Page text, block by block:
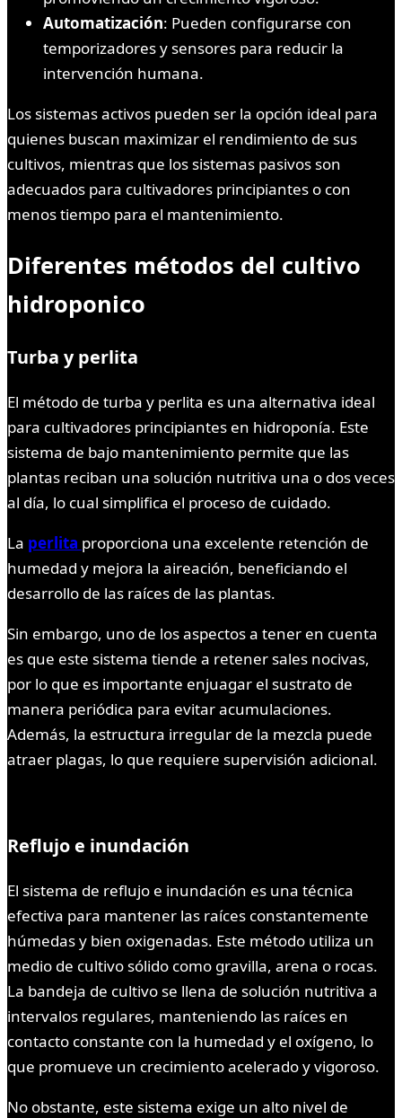
Automatización: Pueden configurarse con
temporizadores y sensores para reducir la
intervención humana.
Los sistemas activos pueden ser la opción ideal para
quienes buscan maximizar el rendimiento de sus
cultivos, mientras que los sistemas pasivos son
adecuados para cultivadores principiantes o con
menos tiempo para el mantenimiento.
Diferentes métodos del cultivo
hidroponico
Turba y perlita
El método de turba y perlita es una alternativa ideal
para cultivadores principiantes en hidroponía. Este
sistema de bajo mantenimiento permite que las
plantas reciban una solución nutritiva una o dos veces
al día, lo cual simplifica el proceso de cuidado.
La perlita proporciona una excelente retención de
humedad y mejora la aireación, beneficiando el
desarrollo de las raíces de las plantas.
Sin embargo, uno de los aspectos a tener en cuenta
es que este sistema tiende a retener sales nocivas,
por lo que es importante enjuagar el sustrato de
manera periódica para evitar acumulaciones.
Además, la estructura irregular de la mezcla puede
atraer plagas, lo que requiere supervisión adicional.
Reflujo e inundación
El sistema de reflujo e inundación es una técnica
efectiva para mantener las raíces constantemente
húmedas y bien oxigenadas. Este método utiliza un
medio de cultivo sólido como gravilla, arena o rocas.
La bandeja de cultivo se llena de solución nutritiva a
intervalos regulares, manteniendo las raíces en
contacto constante con la humedad y el oxígeno, lo
que promueve un crecimiento acelerado y vigoroso.
No obstante, este sistema exige un alto nivel de